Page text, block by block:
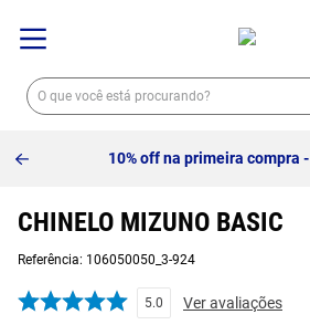
10% off na primeira compra -
CHINELO MIZUNO BASIC
Referência: 106050050_3-924
5.0 Ver avaliações